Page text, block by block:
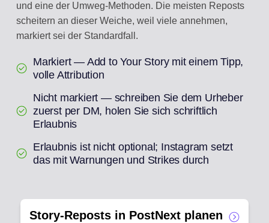
und eine der Umweg-Methoden. Die meisten Reposts
scheitern an dieser Weiche, weil viele annehmen,
markiert sei der Standardfall.
Markiert — Add to Your Story mit einem Tipp,
volle Attribution
Nicht markiert — schreiben Sie dem Urheber
zuerst per DM, holen Sie sich schriftlich
Erlaubnis
Erlaubnis ist nicht optional; Instagram setzt
das mit Warnungen und Strikes durch
Story-Reposts in PostNext planen